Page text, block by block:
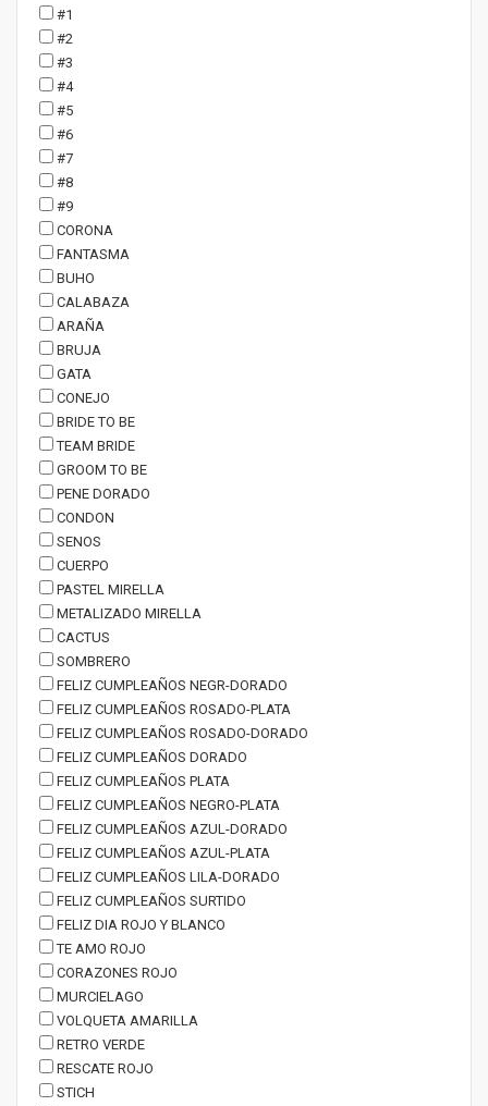
#1
#2
#3
#4
#5
#6
#7
#8
#9
CORONA
FANTASMA
BUHO
CALABAZA
ARAÑA
BRUJA
GATA
CONEJO
BRIDE TO BE
TEAM BRIDE
GROOM TO BE
PENE DORADO
CONDON
SENOS
CUERPO
PASTEL MIRELLA
METALIZADO MIRELLA
CACTUS
SOMBRERO
FELIZ CUMPLEAÑOS NEGR-DORADO
FELIZ CUMPLEAÑOS ROSADO-PLATA
FELIZ CUMPLEAÑOS ROSADO-DORADO
FELIZ CUMPLEAÑOS DORADO
FELIZ CUMPLEAÑOS PLATA
FELIZ CUMPLEAÑOS NEGRO-PLATA
FELIZ CUMPLEAÑOS AZUL-DORADO
FELIZ CUMPLEAÑOS AZUL-PLATA
FELIZ CUMPLEAÑOS LILA-DORADO
FELIZ CUMPLEAÑOS SURTIDO
FELIZ DIA ROJO Y BLANCO
TE AMO ROJO
CORAZONES ROJO
MURCIELAGO
VOLQUETA AMARILLA
RETRO VERDE
RESCATE ROJO
STICH